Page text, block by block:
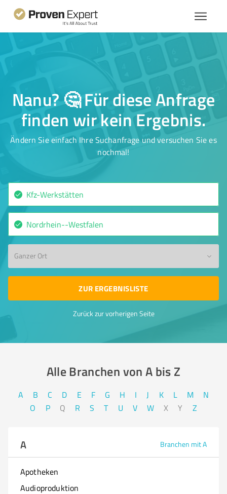
Nanu? 🤔 Für diese Anfrage
finden wir kein Ergebnis.
Ändern Sie einfach Ihre Suchanfrage und versuchen Sie es
nochmal!
Ganzer Ort
ZUR ERGEBNISLISTE
Zurück zur vorherigen Seite
Alle Branchen von A bis Z​
A B C D E F G H I J K L M
N
O
P Q R S T U V W X Y Z
A Branchen mit A
Apotheken
Audioproduktion